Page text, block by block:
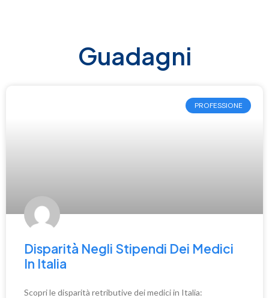
Guadagni
PROFESSIONE
Disparità Negli Stipendi Dei Medici
In Italia
Scopri le disparità retributive dei medici in Italia: